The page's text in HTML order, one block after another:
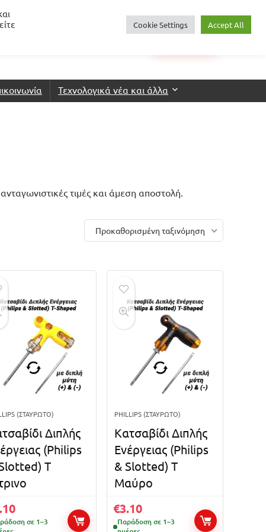
0
Τεχνολογικά νέα και άλλα
τιμές και άμεση αποστολή.
Προκαθορισμένη ταξινόμηση
(ΣΤΑΥΡΩΤΌ)
Διπλής
(Philips
Τ
σε 1–3
PHILLIPS (ΣΤΑΥΡΩΤΌ)
Κατσαβίδι Διπλής
Ενέργειας (Philips
& Slotted) Τ
Μαύρο
€3.10
Παράδοση σε 1–3
Cookie Settings Accept All